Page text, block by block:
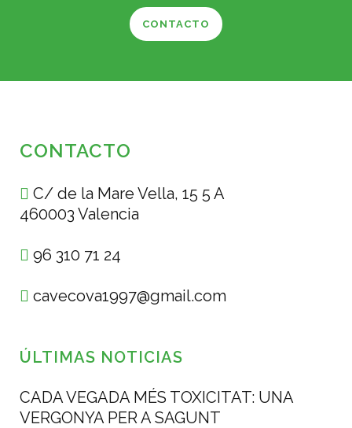
CONTACTO
CONTACTO
C/ de la Mare Vella, 15 5 A
460003 Valencia
96 310 71 24
cavecova1997@gmail.com
ÚLTIMAS NOTICIAS
CADA VEGADA MÉS TOXICITAT: UNA
VERGONYA PER A SAGUNT